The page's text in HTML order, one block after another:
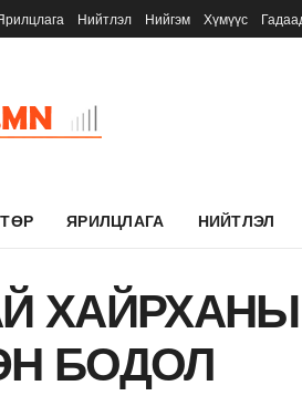
Нийтлэл Нийгэм Хүмүүс
ЯРИЛЦЛАГА НИЙТЛЭЛ
БОДОЛ